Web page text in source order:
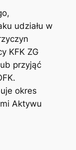
udziału w
KFK ZG
przyjąć
okres
Aktywu